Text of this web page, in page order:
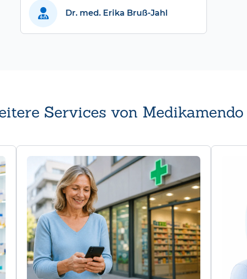
Dr. med. Erika Bruß-Jahl
Services von Medikamendo